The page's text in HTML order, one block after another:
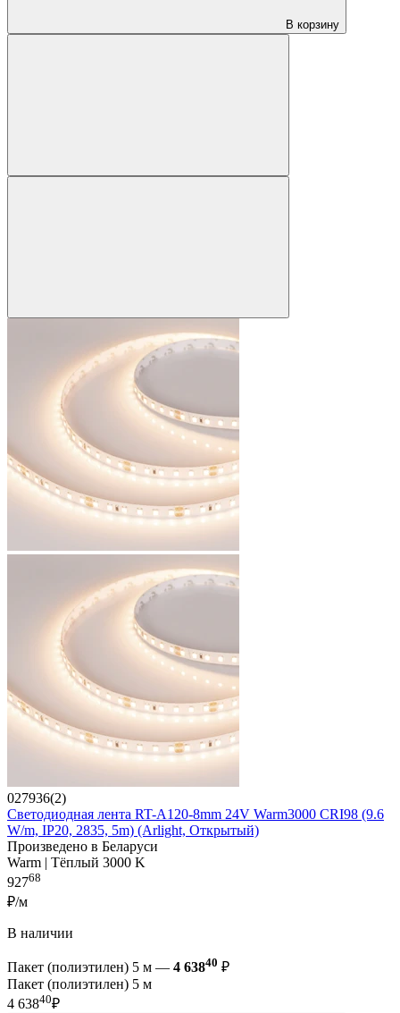
В корзину
027936(2)
Светодиодная лента RT-A120-8mm 24V Warm3000 CRI98 (9.6
W/m, IP20, 2835, 5m) (Arlight, Открытый)
Произведено в Беларуси
Warm | Тёплый 3000 K
92768
₽/м
В наличии
Пакет (полиэтилен) 5 м — 4 63840 ₽
Пакет (полиэтилен) 5 м
4 63840₽